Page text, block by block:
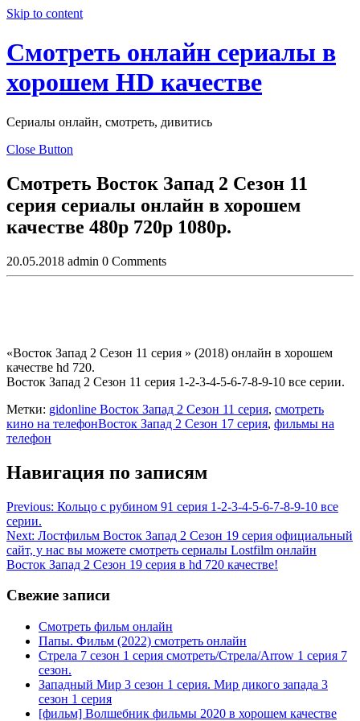
Skip to content
Смотреть онлайн сериалы в
хорошем HD качестве
Сериалы онлайн, смотреть, дивитись
Close Button
Смотреть Восток Запад 2 Сезон 11
серия сериалы онлайн в хорошем
качестве 480p 720p 1080p.
20.05.2018 admin 0 Comments
«Восток Запад 2 Сезон 11 серия » (2018) онлайн в хорошем
качестве hd 720.
Восток Запад 2 Сезон 11 серия 1-2-3-4-5-6-7-8-9-10 все серии.
Метки: gidonline Восток Запад 2 Сезон 11 серия, смотреть
кино на телефонВосток Запад 2 Сезон 17 серия, фильмы на
телефон
Навигация по записям
Previous: Кольцо с рубином 91 серия 1-2-3-4-5-6-7-8-9-10 все
серии.
Next: Лостфильм Восток Запад 2 Сезон 19 серия официальный
сайт, у нас вы можете смотреть сериалы Lostfilm онлайн
Восток Запад 2 Сезон 19 серия в hd 720 качестве!
Свежие записи
Смотреть фильм онлайн
Папы. Фильм (2022) смотреть онлайн
Стрела 7 сезон 1 серия смотреть/Стрела/Arrow 1 серия 7
сезон.
Западный Мир 3 сезон 1 серия. Мир дикого запада 3
сезон 1 серия
[фильм] Волшебник фильмы 2020 в хорошем качестве